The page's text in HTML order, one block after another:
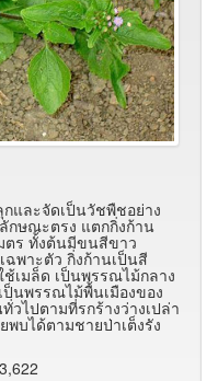
และจัดเป็นวัชพืชอย่าง
กษณะตรง แตกกิ่งก้าน
ตร ทั้งต้นมีขนสีขาว
พาะตัว กิ่งก้านเป็นสี
เมล็ด เป็นพรรณไม้กลาง
นพรรณไม้พื้นเมืองของ
ไปตามที่รกร้างว่างเปล่า
บได้ตามชายป่าเต็งรัง